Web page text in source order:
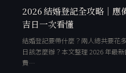
2026 結婚登記全攻略｜應
吉日一次看懂
結婚登記要帶什麼？兩人總共要花
日該怎麼辦？本文整理 2026 年最
費…